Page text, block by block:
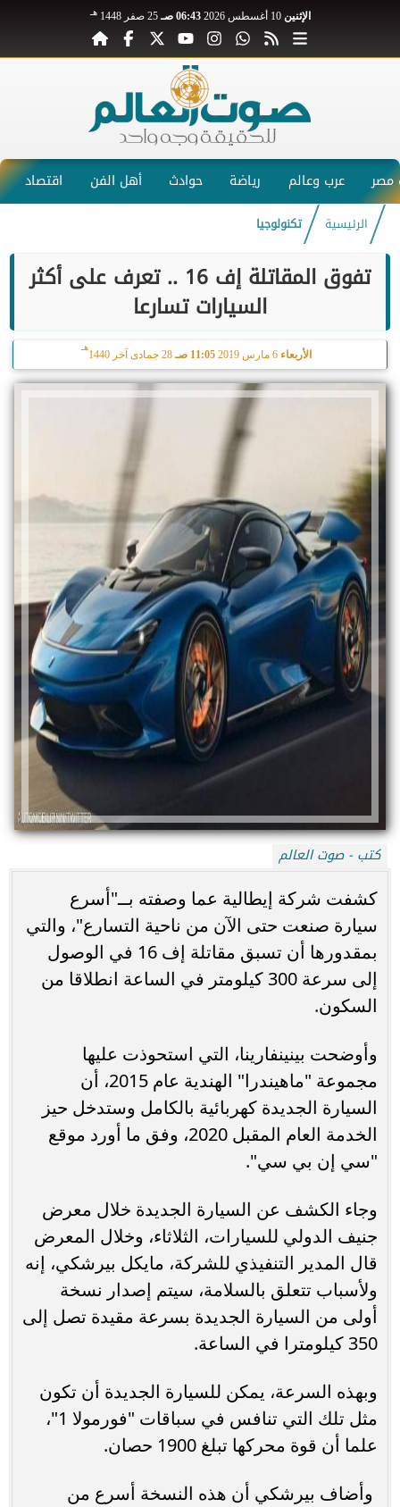
الإثنين 10 أغسطس 2026 06:43 صـ 25 صفر 1448 هـ
عرب وعالم رياضة حوادث أهل الفن اقتصاد
الرئيسية تكنولوجيا
تفوق المقاتلة إف 16 .. تعرف على أكثر
السيارات تسارعا
الأربعاء 11:05 صـ 28 جمادى آخر 1440
هـ
كتب - صوت العالم
كشفت شركة إيطالية عما وصفته بــ"أسرع
سيارة صنعت حتى الآن من ناحية التسارع"، والتي
بمقدورها أن تسبق مقاتلة إف 16 في الوصول
إلى سرعة 300 كيلومتر في الساعة انطلاقا من
السكون.
وأوضحت بينينفارينا، التي استحوذت عليها
مجموعة "ماهيندرا" الهندية عام 2015، أن
السيارة الجديدة كهربائية بالكامل وستدخل حيز
الخدمة العام المقبل 2020، وفق ما أورد موقع
"سي إن بي سي".
وجاء الكشف عن السيارة الجديدة خلال معرض
جنيف الدولي للسيارات، الثلاثاء، وخلال المعرض
قال المدير التنفيذي للشركة، مايكل بيرشكي، إنه
ولأسباب تتعلق بالسلامة، سيتم إصدار نسخة
أولى من السيارة الجديدة بسرعة مقيدة تصل إلى
350 كيلومترا في الساعة.
وبهذه السرعة، يمكن للسيارة الجديدة أن تكون
مثل تلك التي تنافس في سباقات "فورمولا 1"،
علما أن قوة محركها تبلغ 1900 حصان.
وأضاف بيرشكي أن هذه النسخة أسرع من